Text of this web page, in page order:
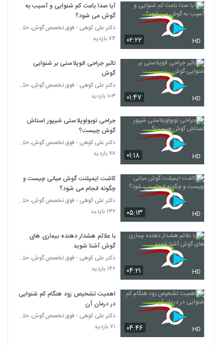
۰۲:۲۲ HD
آیا صدا باعث کم شنوایی و آسیب به
گوش می شود؟
دکتر علی کوهی - فوق تخصص گوش، حلق و بینی
۷۴ بازدید
۰۱:۴۷ HD
تاثیر جراحی اتوپلاستی بر شنوایی
گوش
دکتر علی کوهی - فوق تخصص گوش، حلق و بینی
۱۰۳ بازدید
۰۱:۱۸ HD
جراحی توبولوپلاستی شیپور استاش
گوش چیست؟
دکتر علی کوهی - فوق تخصص گوش، حلق و بینی
۷۸ بازدید
۰۵:۱۳ HD
کاشت ایمپلنت گوش میانی چیست و
چگونه انجام می شود؟
دکتر علی کوهی - فوق تخصص گوش، حلق و بینی
۱۳۲ بازدید
۰۴:۲۱ HD
با علائم هشدار دهنده بیماری های
گوش آشنا شوید
دکتر علی کوهی - فوق تخصص گوش، حلق و بینی
۱۴۲ بازدید
۰۴:۴۶ HD
اهمیت تشخیص زود هنگام کم شنوایی
در درمان آن
دکتر علی کوهی - فوق تخصص گوش، حلق و بینی
۷۱ بازدید